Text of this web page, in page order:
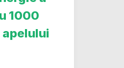
1000
apelului